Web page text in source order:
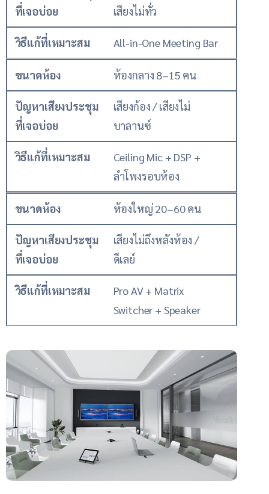
ที่เจอบ่อย
เสียงไม่ทั่ว
วิธีแก้ที่เหมาะสม All-in-One Meeting Bar
ขนาดห้อง ห้องกลาง 8–15 คน
ปัญหาเสียงประชุม
ที่เจอบ่อย
เสียงก้อง / เสียงไม่
บาลานซ์
วิธีแก้ที่เหมาะสม
Ceiling Mic + DSP +
ลำโพงรอบห้อง
ขนาดห้อง ห้องใหญ่ 20–60 คน
ปัญหาเสียงประชุม
ที่เจอบ่อย
เสียงไม่ถึงหลังห้อง /
ดีเลย์
วิธีแก้ที่เหมาะสม
Pro AV + Matrix
Switcher + Speaker